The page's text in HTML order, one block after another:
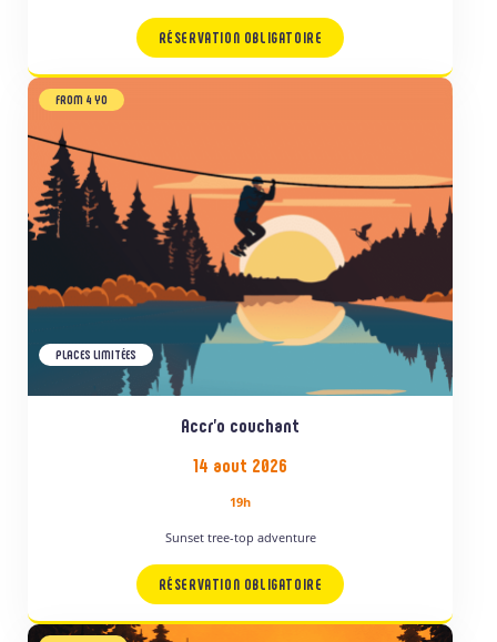
RÉSERVATION OBLIGATOIRE
FROM 4 YO
PLACES LIMITÉES
Accr’o couchant
14 aout 2026
19h
Sunset tree-top adventure
RÉSERVATION OBLIGATOIRE